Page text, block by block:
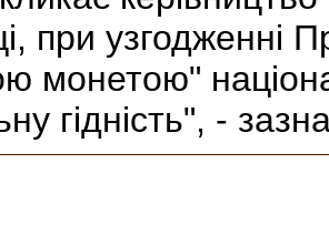
при узгодженні
монетою"
гідність", -